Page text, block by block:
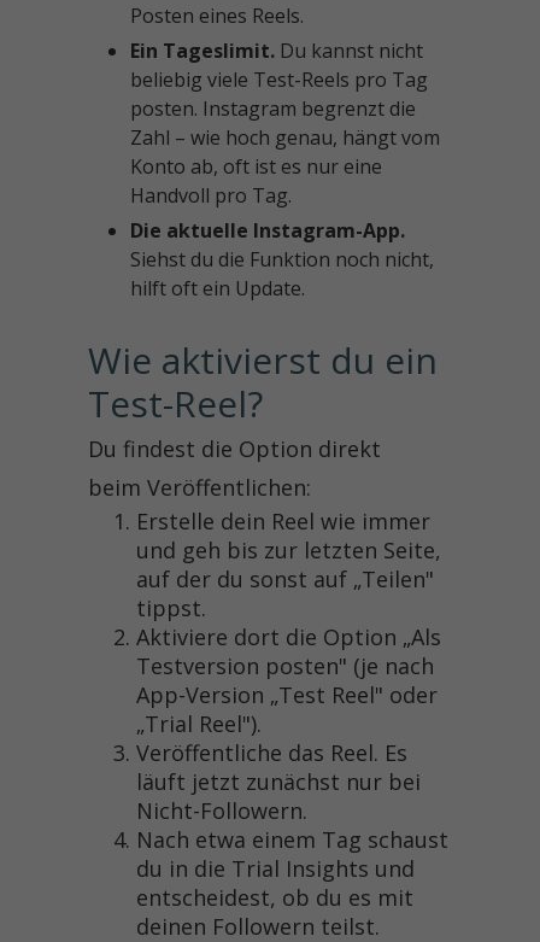
Posten eines Reels.
Ein Tageslimit. Du kannst nicht
beliebig viele Test-Reels pro Tag
posten. Instagram begrenzt die
Zahl – wie hoch genau, hängt vom
Konto ab, oft ist es nur eine
Handvoll pro Tag.
Die aktuelle Instagram-App.
Siehst du die Funktion noch nicht,
hilft oft ein Update.
Wie aktivierst du ein
Test-Reel?
Du findest die Option direkt
beim Veröffentlichen:
Erstelle dein Reel wie immer
und geh bis zur letzten Seite,
auf der du sonst auf „Teilen"
tippst.
Aktiviere dort die Option „Als
Testversion posten" (je nach
App-Version „Test Reel" oder
„Trial Reel").
Veröffentliche das Reel. Es
läuft jetzt zunächst nur bei
Nicht-Followern.
Nach etwa einem Tag schaust
du in die Trial Insights und
entscheidest, ob du es mit
deinen Followern teilst.